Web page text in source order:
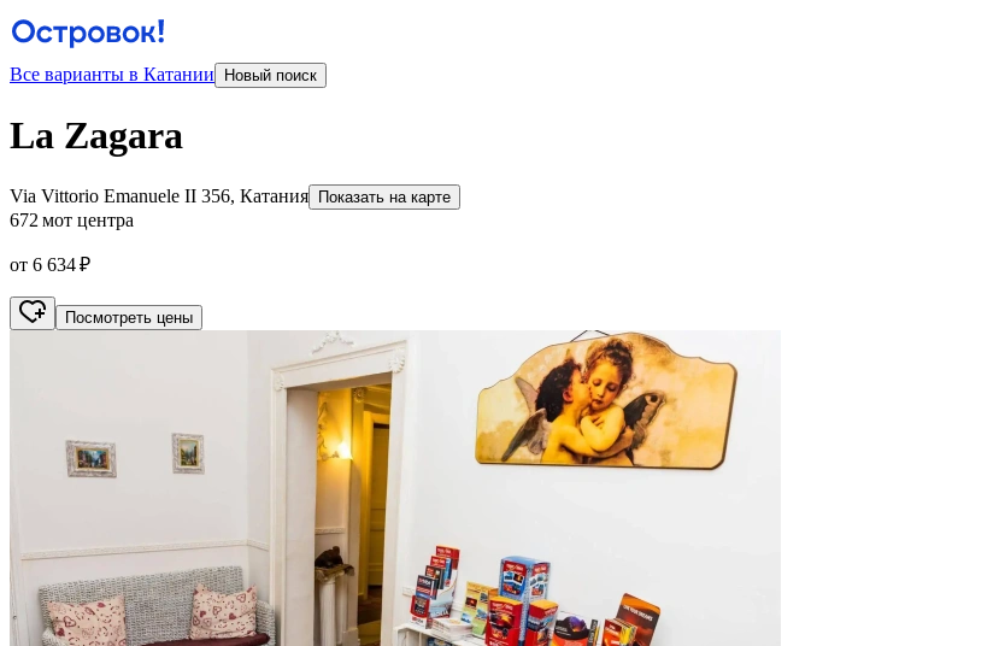
Все варианты в Катании Новый поиск
La Zagara
Via Vittorio Emanuele II 356, Катания Показать на карте
672 мот центра
от 6 634 ₽
Посмотреть цены